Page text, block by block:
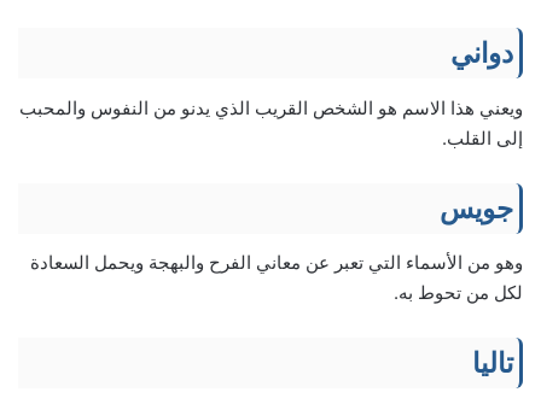
دواني
ويعني هذا الاسم هو الشخص القريب الذي يدنو من النفوس والمحبب
إلى القلب.
جويس
وهو من الأسماء التي تعبر عن معاني الفرح والبهجة ويحمل السعادة
لكل من تحوط به.
تاليا